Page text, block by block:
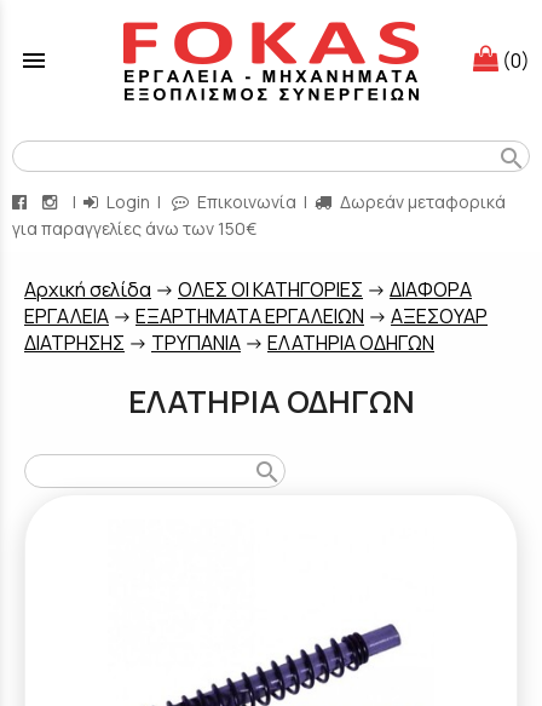
menu (0)
search
| Login | Επικοινωνία |
Δωρεάν μεταφορικά
για παραγγελίες άνω των 150€
Aρχική σελίδα -> ΟΛΕΣ ΟΙ ΚΑΤΗΓΟΡΙΕΣ -> ΔΙΑΦΟΡΑ
ΕΡΓΑΛΕΙΑ -> ΕΞΑΡΤΗΜΑΤΑ ΕΡΓΑΛΕΙΩΝ -> ΑΞΕΣΟΥΑΡ
ΔΙΑΤΡΗΣΗΣ -> ΤΡΥΠΑΝΙΑ -> EΛΑΤΗΡΙΑ ΟΔΗΓΩΝ
EΛΑΤΗΡΙΑ ΟΔΗΓΩΝ
search